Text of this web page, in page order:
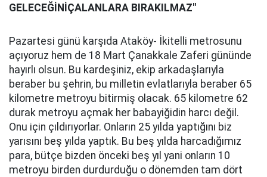
GELECEĞİNİÇALANLARA BIRAKILMAZ"
Pazartesi günü karşıda Ataköy- İkitelli metrosunu
açıyoruz hem de 18 Mart Çanakkale Zaferi gününde
hayırlı olsun. Bu kardeşiniz, ekip arkadaşlarıyla
beraber bu şehrin, bu milletin evlatlarıyla beraber 65
kilometre metroyu bitirmiş olacak. 65 kilometre 62
durak metroyu açmak her babayiğidin harcı değil.
Onu için çıldırıyorlar. Onların 25 yılda yaptığını biz
yarısını beş yılda yaptık. Bu beş yılda harcadığımız
para, bütçe bizden önceki beş yıl yani onların 10
metroyu birden durdurduğu o dönemden tam dört